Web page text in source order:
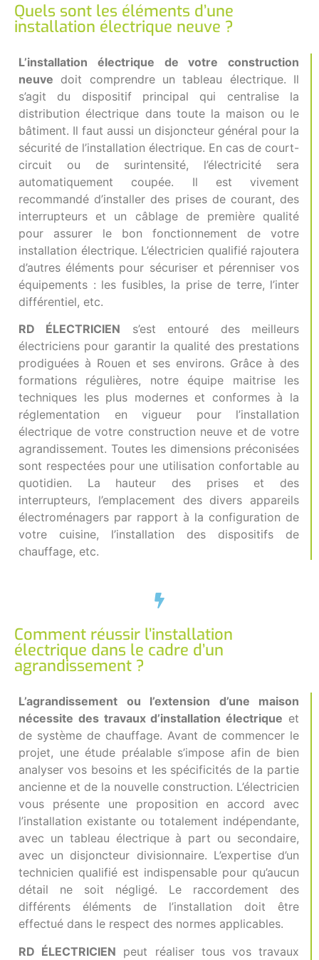
Quels sont les éléments d’une
installation électrique neuve ?
L’installation électrique de votre construction
neuve doit comprendre un tableau électrique. Il
s’agit du dispositif principal qui centralise la
distribution électrique dans toute la maison ou le
bâtiment. Il faut aussi un disjoncteur général pour la
sécurité de l’installation électrique. En cas de court-
circuit ou de surintensité, l’électricité sera
automatiquement coupée. Il est vivement
recommandé d’installer des prises de courant, des
interrupteurs et un câblage de première qualité
pour assurer le bon fonctionnement de votre
installation électrique. L’électricien qualifié rajoutera
d’autres éléments pour sécuriser et pérenniser vos
équipements : les fusibles, la prise de terre, l’inter
différentiel, etc.
RD
ÉLECTRICIEN s’est entouré des meilleurs
électriciens pour garantir la qualité des prestations
prodiguées à Rouen et ses environs. Grâce à des
formations régulières, notre équipe maitrise les
techniques les plus modernes et conformes à la
réglementation en vigueur pour l’installation
électrique de votre construction neuve et de votre
agrandissement. Toutes les dimensions préconisées
sont respectées pour une utilisation confortable au
quotidien. La hauteur des prises et des
interrupteurs, l’emplacement des divers appareils
électroménagers par rapport à la configuration de
votre cuisine, l’installation des dispositifs de
chauffage, etc.
Comment réussir l’installation
électrique dans le cadre d’un
agrandissement ?
L’agrandissement ou l’extension d’une maison
nécessite des travaux d’installation électrique et
de système de chauffage. Avant de commencer le
projet, une étude préalable s’impose afin de bien
analyser vos besoins et les spécificités de la partie
ancienne et de la nouvelle construction. L’électricien
vous présente une proposition en accord avec
l’installation existante ou totalement indépendante,
avec un tableau électrique à part ou secondaire,
avec un disjoncteur divisionnaire. L’expertise d’un
technicien qualifié est indispensable pour qu’aucun
détail ne soit négligé. Le raccordement des
différents éléments de l’installation doit être
effectué dans le respect des normes applicables.
RD ÉLECTRICIEN peut réaliser tous vos travaux